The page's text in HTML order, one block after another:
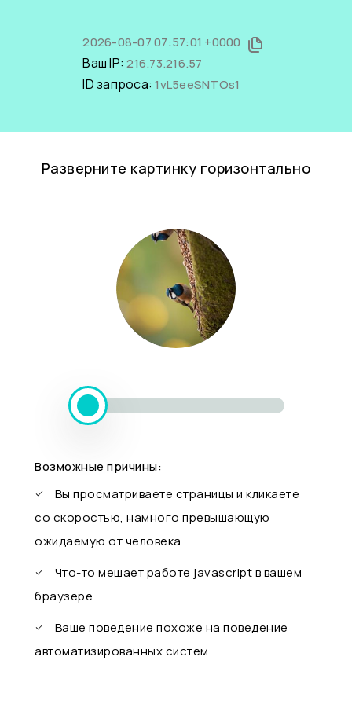
2026-08-07 07:57:01 +0000
Ваш IP:216.73.216.57
ID запроса:1vL5eeSNTOs1
Разверните картинку горизонтально
Возможные причины:
Вы просматриваете страницы и кликаете
со скоростью, намного превышающую
ожидаемую от человека
Что-то мешает работе javascript в вашем
браузере
Ваше поведение похоже на поведение
автоматизированных систем